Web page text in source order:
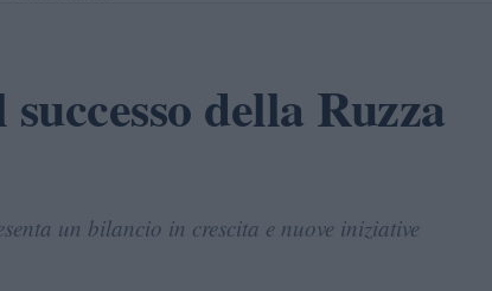
della Ruzza
un bilancio in crescita e nuove iniziative